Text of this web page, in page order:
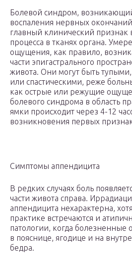
Болевой синдром,
воспаления нервных
главный клинический признак
процесса в тканях органа.
ощущения, как правило,
части эпигастрального
живота. Они могут быть
или спастическими, реже
как острые или режущие
болевого синдрома в область
ямки происходит через 4-12
возникновения первых
Симптомы аппендицита
В редких случаях боль
части живота справа.
аппендицита нехарактерна,
практике встречаются и
патологии, когда
в пояснице, ягодице и на
бедра.